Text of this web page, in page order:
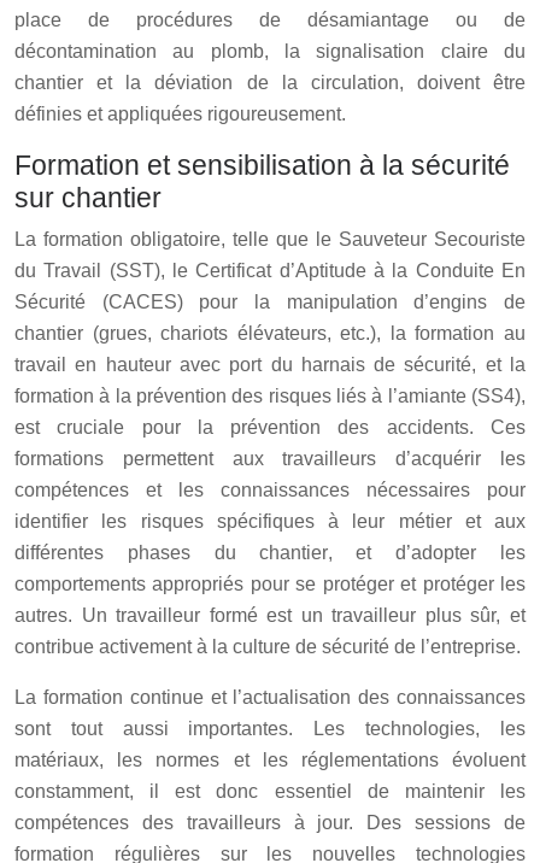
place de procédures de désamiantage ou de
décontamination au plomb, la signalisation claire du
chantier et la déviation de la circulation, doivent être
définies et appliquées rigoureusement.
Formation et sensibilisation à la sécurité
sur chantier
La formation obligatoire, telle que le Sauveteur Secouriste
du Travail (SST), le Certificat d’Aptitude à la Conduite En
Sécurité (CACES) pour la manipulation d’engins de
chantier (grues, chariots élévateurs, etc.), la formation au
travail en hauteur avec port du harnais de sécurité, et la
formation à la prévention des risques liés à l’amiante (SS4),
est cruciale pour la prévention des accidents. Ces
formations permettent aux travailleurs d’acquérir les
compétences et les connaissances nécessaires pour
identifier les risques spécifiques à leur métier et aux
différentes phases du chantier, et d’adopter les
comportements appropriés pour se protéger et protéger les
autres. Un travailleur formé est un travailleur plus sûr, et
contribue activement à la culture de sécurité de l’entreprise.
La formation continue et l’actualisation des connaissances
sont tout aussi importantes. Les technologies, les
matériaux, les normes et les réglementations évoluent
constamment, il est donc essentiel de maintenir les
compétences des travailleurs à jour. Des sessions de
formation régulières sur les nouvelles technologies